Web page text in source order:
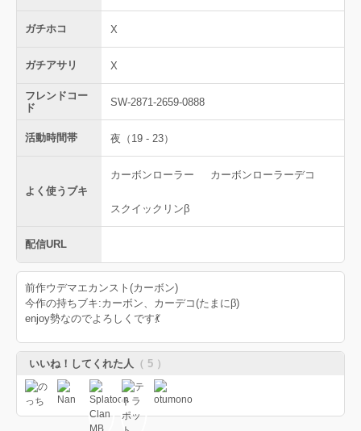
ガチホコ X
ガチアサリ X
フレンドコー
ド
SW-2871-2659-0888
活動時間帯 夜（19 - 23）
よく使うブキ
カーボンローラー カーボンローラーデコ
スクイックリンβ
配信URL
前作ウデマエカンスト(カーボン)
今作の持ちブキ:カーボン、カーデコ(たまにβ)
enjoy勢なのでよろしくです💃
いいね！してくれた人 （ 5 ）